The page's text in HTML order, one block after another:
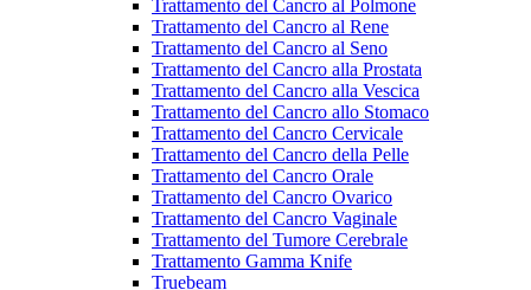
Trattamento del Cancro al Polmone
Trattamento del Cancro al Rene
Trattamento del Cancro al Seno
Trattamento del Cancro alla Prostata
Trattamento del Cancro alla Vescica
Trattamento del Cancro allo Stomaco
Trattamento del Cancro Cervicale
Trattamento del Cancro della Pelle
Trattamento del Cancro Orale
Trattamento del Cancro Ovarico
Trattamento del Cancro Vaginale
Trattamento del Tumore Cerebrale
Trattamento Gamma Knife
Truebeam